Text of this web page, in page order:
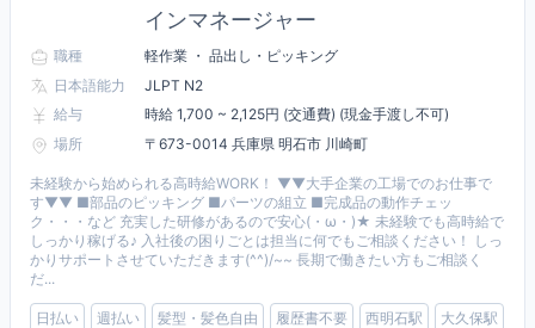
インマネージャー
職種
軽作業 ・ 品出し・ピッキング
日本語能力
JLPT N2
給与
時給 1,700 ~ 2,125円 (交通費) (現金手渡し不可)
場所
〒673-0014 兵庫県 明石市 川崎町
未経験から始められる高時給WORK！ ▼▼大手企業の工場でのお仕事で
す▼▼ ■部品のピッキング ■パーツの組立 ■完成品の動作チェッ
ク・・・など 充実した研修があるので安心(・ω・)★ 未経験でも高時給で
しっかり稼げる♪ 入社後の困りごとは担当に何でもご相談ください！ しっ
かりサポートさせていただきます(^^)/~~ 長期で働きたい方もご相談く
だ...
日払い 週払い 髪型・髪色自由 履歴書不要 西明石駅
大久保駅